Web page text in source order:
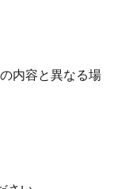
内容と異なる場